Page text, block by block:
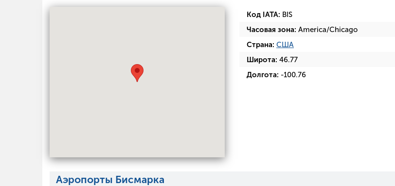
Код IATA: BIS
Часовая зона: America/Chicago
Страна: США
Широта: 46.77
Долгота: -100.76
Аэропорты Бисмарка